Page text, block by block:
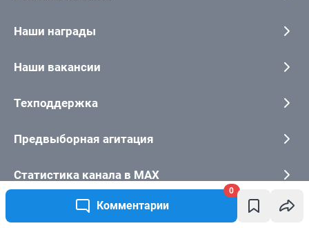
Комментарии
0